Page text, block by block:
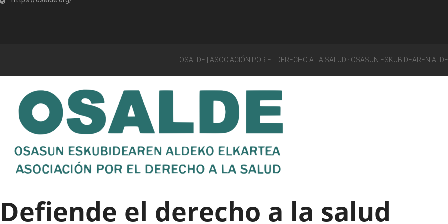
OSALDE | ASOCIACIÓN POR EL DERECHO A LA SALUD · OSASUN ESKUBIDEAREN
Defiende el derecho a la salud